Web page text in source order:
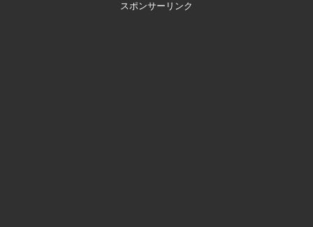
スポンサーリンク